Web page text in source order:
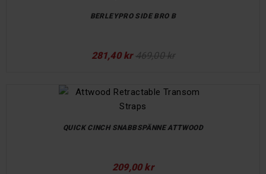
BERLEYPRO SIDE BRO B
281,40 kr 469,00 kr
QUICK CINCH SNABBSPÄNNE ATTWOOD
209,00 kr